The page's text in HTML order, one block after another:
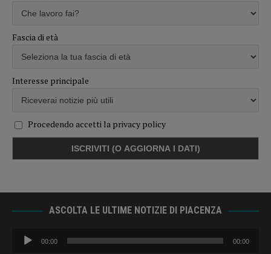
Fascia di età
Interesse principale
Procedendo accetti la privacy policy
ASCOLTA LE ULTIME NOTIZIE DI PIACENZA
Audio
Player
00:00 00:00